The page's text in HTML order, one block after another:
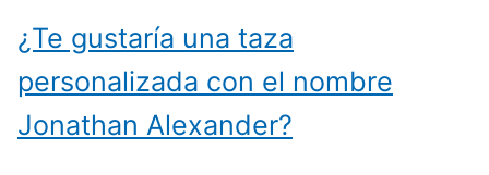
Nombres de niño que empiezan por I
Nombres de niño que empiezan por J
Nombres de niño que empiezan por K
Nombres de Niño Catalanes
Nombres de Niño Extremeños
Nombres de Niño Gallegos
Nombres de Niño Vikingos
Nombres de Niño Hispanoamericanos
Nombres de Niño Ingleses
Nombres de Niño Italianos
¿Te gustaría una taza
personalizada con el nombre
Jonathan Alexander?